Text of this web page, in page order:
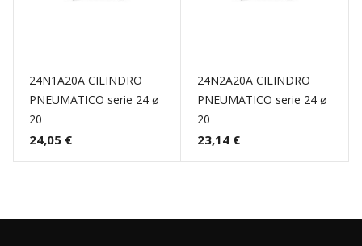
24N1A20A CILINDRO
PNEUMATICO serie 24 ø
20
24,05 €
24N2A20A CILINDRO
PNEUMATICO serie 24 ø
20
23,14 €